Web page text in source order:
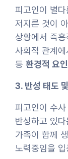
피고인이 별
저지른 것이
상황에서 즉
사회적 관계
등 환경적 요인
3. 반성 태도
피고인이 수
반성하고 있
가족이 함께
노력중임을